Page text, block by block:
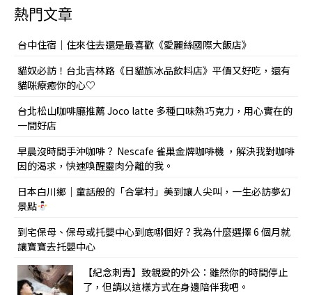
熱門文章
台中住宿｜住來住去還是最喜歡《愛麗絲國際大飯店》
貓奴必訪！台北吉林路《日貓族冰品飲料店》平價又好吃，還有
貓咪療癒你的心♡
台北松山咖啡廳推薦 Joco latte 多種口味熱巧克力，用心實在的
一間好店
早晨沒時間手沖咖啡？ Nescafe 雀巢金牌咖啡機 ，解決我對咖啡
因的渴求，快速喚醒靈肉分離的我。
日本白川鄉｜童話般的「合掌村」美到讓人尖叫，一生必訪夢幻
景點
到宅保母、保母或托嬰中心到底哪個好？我為什麼選擇 6 個月就
讓寶寶去托嬰中心
【紀念刺青】致親愛的外公：雖然你的時間停止
了，但請以這樣方式在身邊陪伴我吧。